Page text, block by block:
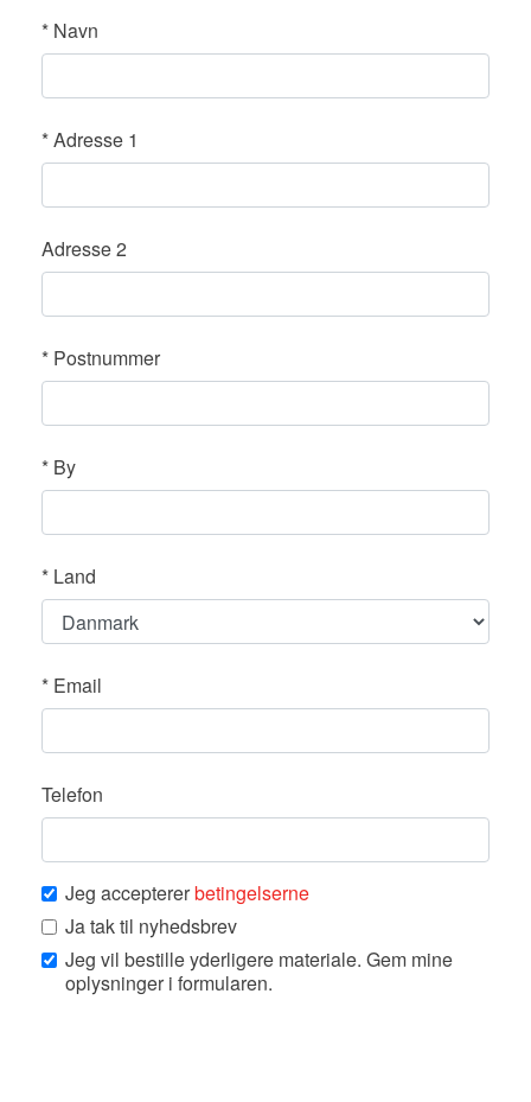
* Navn
*Adresse 1
Adresse 2
* Postnummer
* By
* Land
* Email
Telefon
Jeg acceptererbetingelserne
Ja tak til nyhedsbrev
Jeg vil bestille yderligere materiale. Gem mine
oplysninger i formularen.